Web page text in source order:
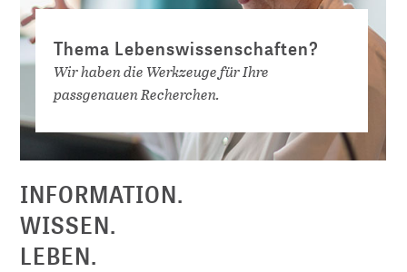
Thema Lebenswissenschaften?
Wir haben die Werkzeuge für Ihre
passgenauen Recherchen.
INFORMATION.
WISSEN.
LEBEN.